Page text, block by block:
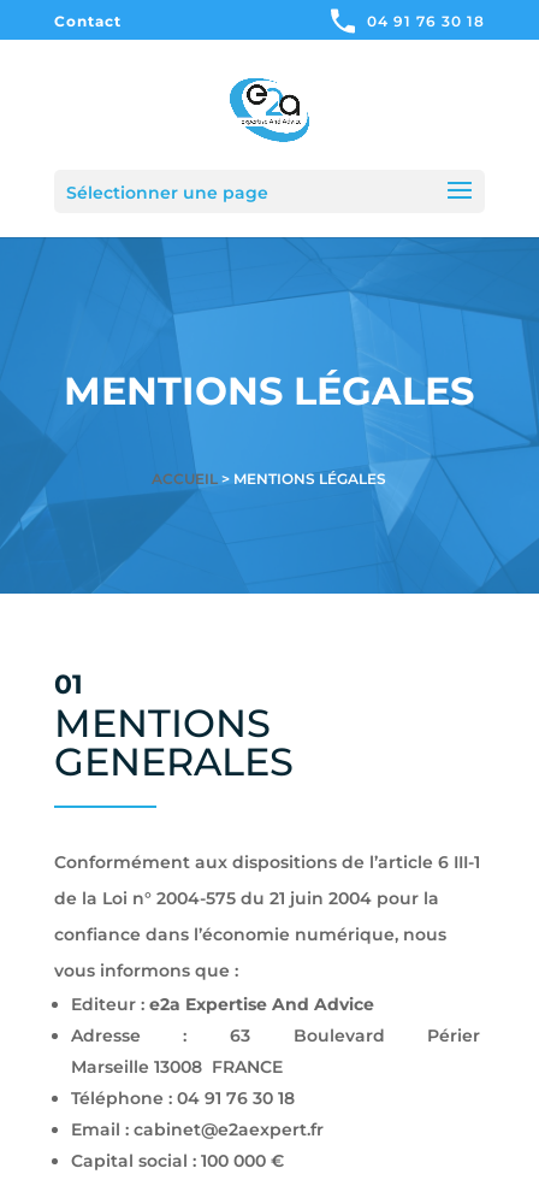
Contact 04 91 76 30 18
Sélectionner une page
MENTIONS LÉGALES
ACCUEIL > MENTIONS LÉGALES
01
MENTIONS
GENERALES
Conformément aux dispositions de l’article 6 III-1
de la Loi n° 2004-575 du 21 juin 2004 pour la
confiance dans l’économie numérique, nous
vous informons que :
Editeur : e2a Expertise And Advice
Adresse : 63 Boulevard Périer
Marseille 13008 FRANCE
Téléphone : 04 91 76 30 18
Email : cabinet@e2aexpert.fr
Capital social : 100 000 €